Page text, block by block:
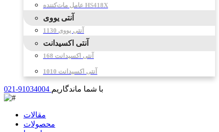
عامل مات‌کننده HS418X
آنتی یووی
آنتی یووی 1130
آنتی اکسیدانت
آنتی اکسیدانت 168
آنتی اکسیدانت 1010
021-91034004 با شما ماندگاریم
مقالات
محصولات